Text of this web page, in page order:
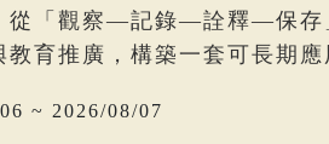
從「觀察—記錄—詮釋—保存
育推廣，構築一套可長期應
~ 2026/08/07